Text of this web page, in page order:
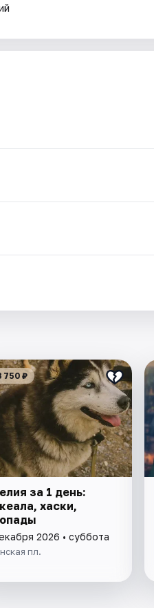
750 ₽
за 1 день:
хаски,
2026 • суббота
пл.